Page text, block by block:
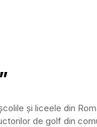
și liceele din
de golf din